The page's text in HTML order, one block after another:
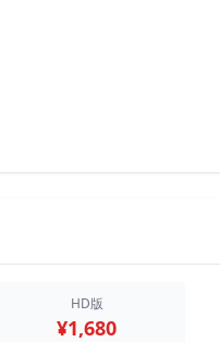
HD版
¥1,680